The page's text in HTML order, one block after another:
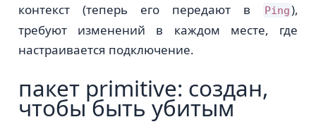
контекст (теперь его передают в
Ping),
требуют изменений в каждом месте, где
настраивается подключение.
пакет primitive: создан,
чтобы быть убитым